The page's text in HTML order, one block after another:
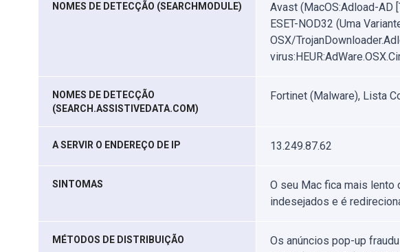
NOMES DE DETECÇÃO (SEARCHMODULE)
Avast (MacOS:Adload-AD
ESET-NOD32 (Uma
OSX/
NOMES DE DETECÇÃO
(SEARCH.ASSISTIVEDATA.COM)
Fortinet (Malware), Lista
A SERVIR O ENDEREÇO DE IP 13.249.87.62
SINTOMAS
O seu Mac fica mais lento
indesejados e é
MÉTODOS DE DISTRIBUIÇÃO
Os anúncios pop-up